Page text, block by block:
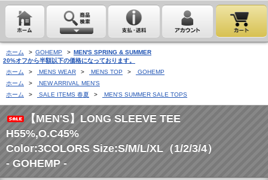
ホーム > GOHEMP > MEN'S SPRING & SUMMER
20%オフから半額以下の価格になっております。
ホーム
> MENS WEAR > MENS TOP >
GOHEMP
ホーム
>
NEW ARRIVAL MEN'S
ホーム
> SALE ITEMS 春夏 > MEN'S SUMMER SALE TOPS
【MEN'S】LONG SLEEVE TEE
H55%,O.C45%
Color:3COLORS Size:S/M/L/XL（1/2/3/4）
- GOHEMP -